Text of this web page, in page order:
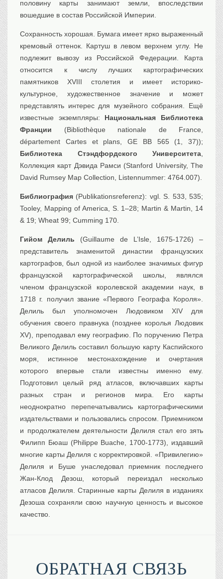
половину карты занимают земли, впоследствии
вошедшие в состав Российской Империи.
Сохранность хорошая. Бумага имеет ярко выраженный
кремовый оттенок. Картуш в левом верхнем углу. Не
подлежит вывозу из Российской Федерации. Карта
относится к числу лучших картографических
памятников XVIII столетия и имеет историко-
культурное, художественное значение и может
представлять интерес для музейного собрания. Ещё
известные экземпляры: Национальная Библиотека
Франции (Bibliothèque nationale de France,
département Cartes et plans, GE BB 565 (1, 37));
Библиотека Стэндфордского Университета
Коллекция карт Дэвида Рамси (Stanford University, The
David Rumsey Map Collection, Listennummer: 4764.007).
Библиография (Publikationsreferenz): vgl. S. 533, 535;
Tooley, Mapping of America, S. 1–28; Martin & Martin, 14
& 19; Wheat 99; Cumming 170.
Гийом Делиль (Guillaume de L’Isle, 1675-1726) –
представитель знаменитой династии французских
картографов, был одной из наиболее значимых фигур
французской картографической школы, являлся
членом французской королевской академии наук, в
1718 г. получил звание «Первого Географа Короля».
Делиль был уполномочен Людовиком XIV для
обучения своего правнука (позднее королья Людовик
XV), преподавал ему географию. По поручению Петра
Великого Делиль составил большую карту Каспийского
моря, истинное местонахождение и очертания
которого впервые стали известны именно ему.
Подготовил целый ряд атласов, включавших карты
разных стран и регионов мира. Его карты
неоднократно перепечатывались картографическими
издательствами и пользовались спросом. Приемником
и продолжателем деятельности Делиля стал его зять
Филипп Бюаш (Philippe Buache, 1700-1773), издавший
многие карты Делиля с корректировкой. «Привилегию»
Делиля и Буше унаследовал приемник последнего
Жан-Клод Дезош, который переиздал несколько
атласов Делиля. Старинные карты Делиля в изданиях
Дезоша сохраняли свою научную ценность и высокое
качество.
ОБРАТНАЯ СВЯЗЬ